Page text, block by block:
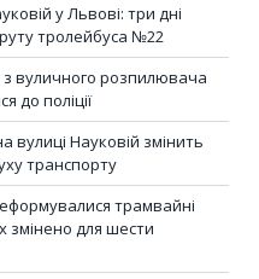
у Львові: три дні
тролейбуса №22
з вуличного розпилювача
до поліції
вулиці Науковій змінить
транспорту
трамвайні
змінено для шести